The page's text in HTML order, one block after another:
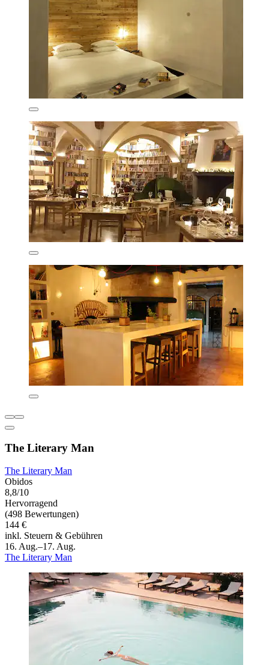
The Literary Man
The Literary Man
Obidos
8,8/10
Hervorragend
(498 Bewertungen)
144 €
inkl. Steuern & Gebühren
16. Aug.–17. Aug.
The Literary Man